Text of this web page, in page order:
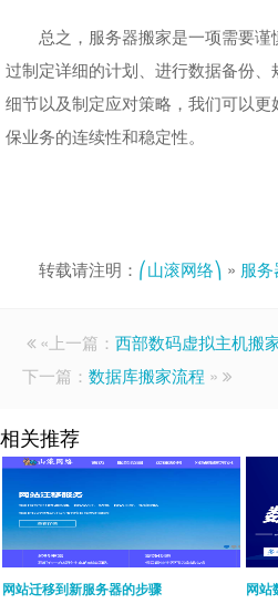
总之，服务器搬家是一项需要
过制定详细的计划、进行数据备份
细节以及制定应对策略，我们可以
保业务的连续性和稳定性。
转载请注明： ⎛山滚网络⎞ » 服务
«上一篇： 西部数码虚拟主机搬
下一篇： 数据库搬家流程 »
相关推荐
网站迁移到新服务器的步骤 网站